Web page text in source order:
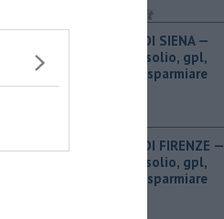
PROVINCIA DI SIENA — ​
Benzina, gasolio, gpl,
ecco dove risparmiare
PROVINCIA DI FIRENZE — ​
Benzina, gasolio, gpl,
ecco dove risparmiare